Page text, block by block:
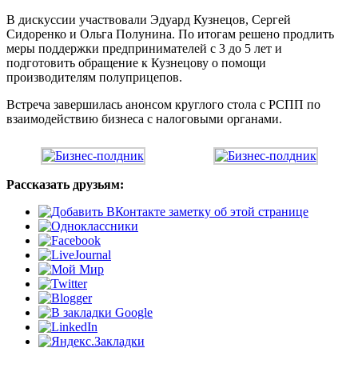
В дискуссии участвовали Эдуард Кузнецов, Сергей
Сидоренко и Ольга Полунина. По итогам решено продлить
меры поддержки предпринимателей с 3 до 5 лет и
подготовить обращение к Кузнецову о помощи
производителям полуприцепов.
Встреча завершилась анонсом круглого стола с РСПП по
взаимодействию бизнеса с налоговыми органами.
Рассказать друзьям: